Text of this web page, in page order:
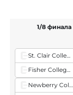
St. Clair College Academy
Fisher College JV
Newberry College Varsity
1/8 финала